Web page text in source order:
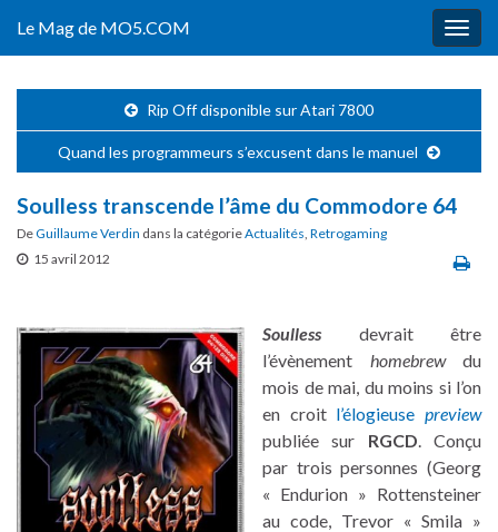
Le Mag de MO5.COM
Rip Off disponible sur Atari 7800
Quand les programmeurs s’excusent dans le manuel
Soulless transcende l’âme du Commodore 64
DeGuillaume Verdin dans la catégorieActualités, Retrogaming
15 avril 2012
Soulless devrait être
l’évènement homebrewdu
mois de mai, du moins si l’on
en croit l’élogieusepreview
publiée sur RGCD. Conçu
par trois personnes (Georg
« Endurion » Rottensteiner
au code, Trevor « Smila »